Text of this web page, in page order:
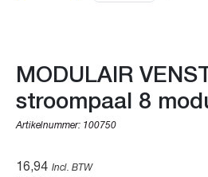
MODULAIR
stroompaal 8
Artikelnummer: 100750
16,94 Incl. BTW